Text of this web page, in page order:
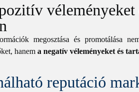
véleményeket
megosztása és promotálása
hanem a negatív véleményeket és
reputáció